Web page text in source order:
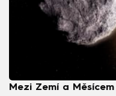
Mezi Zemí a